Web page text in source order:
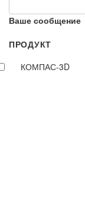
Ваше сообщение
ПРОДУКТ
КОМПАС-3D